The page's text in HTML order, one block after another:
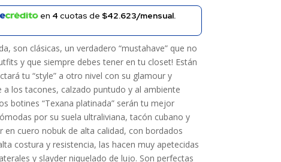
actual
es:
$142.400.
en 4 cuotas de $42.623/mensual.
son clásicas, un verdadero “mustahave” que no
y que siempre debes tener en tu closet! Están
tu “style” a otro nivel con su glamour y
a los tacones, calzado puntudo y al ambiente
botines “Texana platinada” serán tu mejor
por su suela ultraliviana, tacón cubano y
cuero nobuk de alta calidad, con bordados
costura y resistencia, las hacen muy apetecidas
y slayder niquelado de lujo. Son perfectas